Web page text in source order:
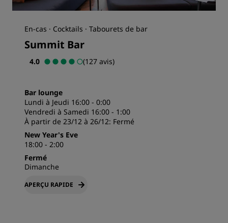
En-cas · Cocktails · Tabourets de bar
Summit Bar
4.0 (127 avis)
Bar lounge
Lundi à Jeudi 16:00 - 0:00
Vendredi à Samedi 16:00 - 1:00
À partir de 23/12 à 26/12: Fermé
New Year's Eve
18:00 - 2:00
Fermé
Dimanche
APERÇU RAPIDE